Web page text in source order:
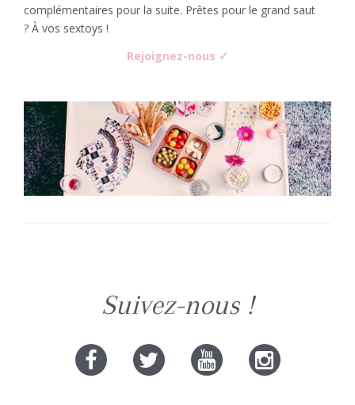
complémentaires pour la suite. Prêtes pour le grand saut
? À vos sextoys !
Rejoignez-nous ✓
Suivez-nous !